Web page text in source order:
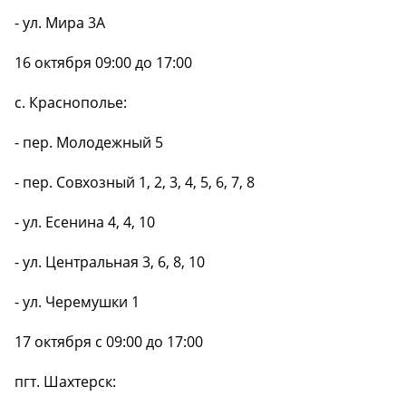
- ул. Мира 3А
16 октября 09:00 до 17:00
с. Краснополье:
- пер. Молодежный 5
- пер. Совхозный 1, 2, 3, 4, 5, 6, 7, 8
- ул. Есенина 4, 4, 10
- ул. Центральная 3, 6, 8, 10
- ул. Черемушки 1
17 октября с 09:00 до 17:00
пгт. Шахтерск: